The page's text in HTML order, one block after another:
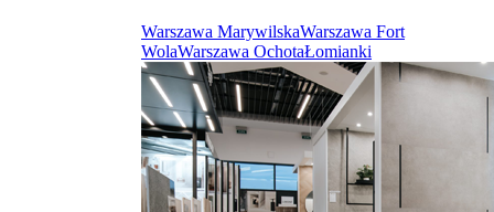
Warszawa MarywilskaWarszawa Fort
WolaWarszawa OchotaŁomianki